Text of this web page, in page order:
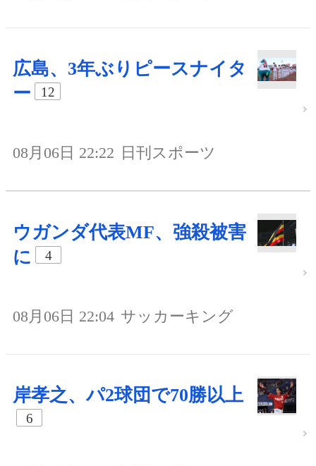
広島、3年ぶりピースナイタ
ー
12
08月06日 22:22 日刊スポーツ
ウガンダ代表MF、強殺被害
に
4
08月06日 22:04 サッカーキング
岸孝之、パ2球団で70勝以上
6